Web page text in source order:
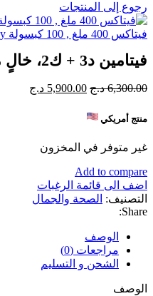
رجوع إلى المنتجات
فيتاكس 400 ملغ , 100 كبسولة Solaray
فيتامين د3 + ك2، خالٍ من الصويا، 60 كبسولة نباتية Solary
6,300.00 د.ج السعر
هو:
5,900.00 د.ج
منتج أمريكي
غير متوفر في المخزون
Add to compare
اضف الى قائمة الرغبات
التصنيف: الصحة والجمال
Share:
الوصف
مراجعات (0)
الشحن و التسليم
الوصف